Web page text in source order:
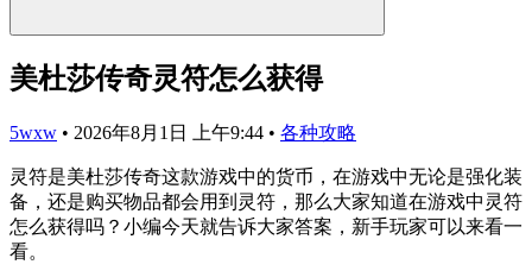
美杜莎传奇灵符怎么获得
5wxw • 2026年8月1日 上午9:44 • 各种攻略
灵符是美杜莎传奇这款游戏中的货币，在游戏中无论是强化装
备，还是购买物品都会用到灵符，那么大家知道在游戏中灵符
怎么获得吗？小编今天就告诉大家答案，新手玩家可以来看一
看。